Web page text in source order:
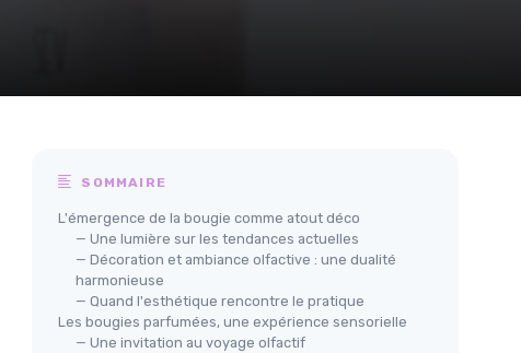
SOMMAIRE
L'émergence de la bougie comme atout déco
— Une lumière sur les tendances actuelles
— Décoration et ambiance olfactive : une dualité
harmonieuse
— Quand l'esthétique rencontre le pratique
Les bougies parfumées, une expérience sensorielle
— Une invitation au voyage olfactif